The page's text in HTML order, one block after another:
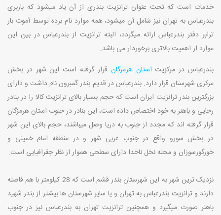
خدمات است که تحت عنوان ترانزیت بندری از آن یاد میشود که باربری
بندرعباس به تهران نیز شامل آن میشود، همه موارد نام برده توسط آموت بار
ترابر دفتر بندرعباس ارائه میگردد، البته ترانزیت از بندرعباس در بین این
موارد از اهمیت بالاتری برخوردار می باشد.
بندرعباس در مرکزیت استان هرمزگان قرار گرفته است این شهر در بخش
مرکزی شهرستان قرار دارد. بندرعباس در قدیم بندر گمبرون نام داشت و دارای
بزرگترین بندر ترانزیت ایران است که حجم بسیار بالای ترانزیت کالا را در بنادر
رجایی و باهنر به خود اختصاص داده است، این بنادر در جنوب استان هرمزگان
قرار گرفته اند که مجدد از جنوب به دریا وصل میباشند، حجم بالای این شهر
در بخش سورو واقع در جنوب غربی شهر و در منطقه امام خمینی و
خورگورسوزان و محله نخل ناخدا دارای سطحی هموار از نظر جقرافیایی است.
نزدیک ترین شهر به این شهرستان بندر قشم است که 28 کیلومتر با هم فاصله
دارند و ترانزیت بندرعباس به تهران و یا سایر شهرستان ها بیشتر از بندر شهید
باهنر صورت میگیرد و همچنین ترانزیت تهران به بندرعباس نیز در جنوب